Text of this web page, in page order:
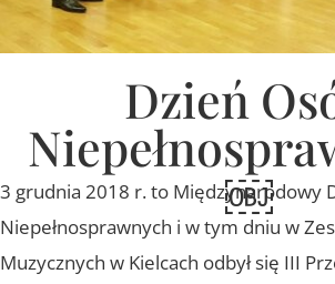
Dzień
￼
3 grudnia 2018 r. to Międzynarodowy
Niepełnosprawnych i w tym dniu w
Muzycznych w Kielcach odbył się III